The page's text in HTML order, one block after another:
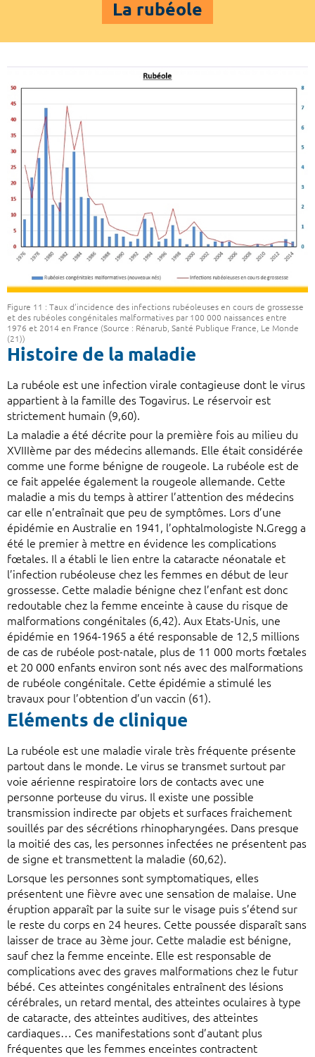
La rubéole
Histoire de la maladie
La rubéole est une infection virale contagieuse dont le virus
appartient à la famille des Togavirus. Le réservoir est
strictement humain (9,60).
La maladie a été décrite pour la première fois au milieu du
XVIIIème par des médecins allemands. Elle était considérée
comme une forme bénigne de rougeole. La rubéole est de
ce fait appelée également la rougeole allemande. Cette
maladie a mis du temps à attirer l’attention des médecins
car elle n’entraînait que peu de symptômes. Lors d’une
épidémie en Australie en 1941, l’ophtalmologiste N.Gregg a
été le premier à mettre en évidence les complications
fœtales. Il a établi le lien entre la cataracte néonatale et
l’infection rubéoleuse chez les femmes en début de leur
grossesse. Cette maladie bénigne chez l’enfant est donc
redoutable chez la femme enceinte à cause du risque de
malformations congénitales (6,42). Aux Etats-Unis, une
épidémie en 1964-1965 a été responsable de 12,5 millions
de cas de rubéole post-natale, plus de 11 000 morts fœtales
et 20 000 enfants environ sont nés avec des malformations
de rubéole congénitale. Cette épidémie a stimulé les
travaux pour l’obtention d’un vaccin (61).
Eléments de clinique
La rubéole est une maladie virale très fréquente présente
partout dans le monde. Le virus se transmet surtout par
voie aérienne respiratoire lors de contacts avec une
personne porteuse du virus. Il existe une possible
transmission indirecte par objets et surfaces fraichement
souillés par des sécrétions rhinopharyngées. Dans presque
la moitié des cas, les personnes infectées ne présentent pas
de signe et transmettent la maladie (60,62).
Lorsque les personnes sont symptomatiques, elles
présentent une fièvre avec une sensation de malaise. Une
éruption apparaît par la suite sur le visage puis s’étend sur
le reste du corps en 24 heures. Cette poussée disparaît sans
laisser de trace au 3ème jour. Cette maladie est bénigne,
sauf chez la femme enceinte. Elle est responsable de
complications avec des graves malformations chez le futur
bébé. Ces atteintes congénitales entraînent des lésions
cérébrales, un retard mental, des atteintes oculaires à type
de cataracte, des atteintes auditives, des atteintes
cardiaques… Ces manifestations sont d’autant plus
fréquentes que les femmes enceintes contractent
Figure 11 : Taux d’incidence des infections rubéoleuses en cours de grossesse
et des rubéoles congénitales malformatives par 100 000 naissances entre
1976 et 2014 en France (Source : Rénarub, Santé Publique France, Le Monde
(21))